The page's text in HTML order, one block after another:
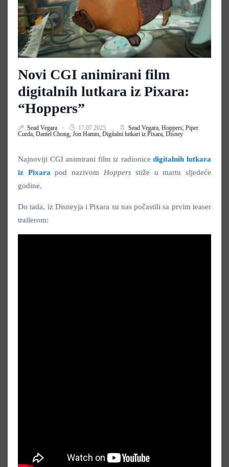
Novi CGI animirani film
digitalnih lutkara iz Pixara:
“Hoppers”
Sead Vegara 17.07.2025. Sead Vegara, Hoppers, Piper
Curda, Daniel Chong, Jon Hamm, Digitalni lutkari iz Pixara, Disney
Najnoviji CGI animirani film iz radionicedigitalnih lutkara
iz Pixara pod nazivom Hoppersstiže u martu sljedeće
godine.
Do tada, iz Disneyja i Pixara su nas počastili sa prvim teaser
trailerom: